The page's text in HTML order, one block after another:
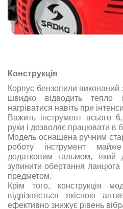
Конструкція
Корпус бензопили виконаний
швидко відводить
нагріватися навіть при
Важить інструмент всього
руки і дозволяє працювати в
Модель оснащена ручним
роботу інструмент
додатковим гальмом, який
зупинити обертання ланцюга
предметом.
Крім того, конструкція
відрізняється якісною
ефективно знижує рівень